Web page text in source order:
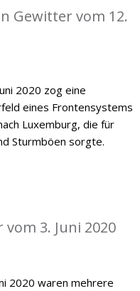
Gewitter vom 12.
2020 zog eine
eines Frontensystems
Luxemburg, die für
Sturmböen sorgte.
3. Juni 2020
2020 waren mehrere